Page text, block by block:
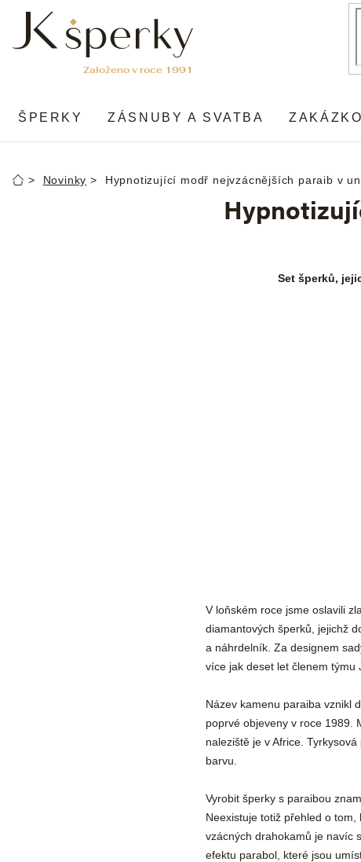
obsah
ŠPERKY ZÁSNUBY A SVATBA
DomůNovinky Hypnotizující modř nejvzácnějších paraib v
Set šperků,
V loňském roce jsme oslavili
diamantových šperků, jejichž
a náhrdelník. Za designem
více jak deset let členem týmu
Název kamenu paraiba vznikl
poprvé objeveny v roce 1989.
naleziště je v Africe.
barvu.
Vyrobit šperky s paraibou
Neexistuje totiž přehled o
vzácných drahokamů je navíc
efektu parabol, které jsou